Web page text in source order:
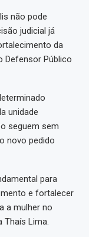
não pode
judicial já
da
Defensor Público
unidade
seguem sem
novo pedido
para
e fortalecer
a mulher no
Thaís Lima.